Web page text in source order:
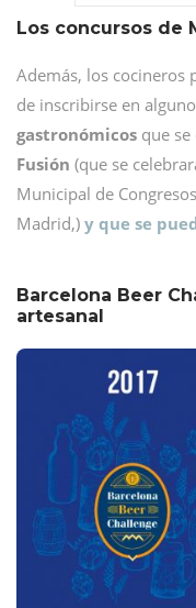
Los concursos de
Además, los cocineros
de inscribirse en
gastronómicos que
Fusión (que se
Municipal de
Madrid,) y que se
Barcelona Beer
artesanal